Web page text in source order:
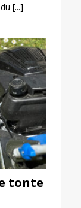
[...]
tonte